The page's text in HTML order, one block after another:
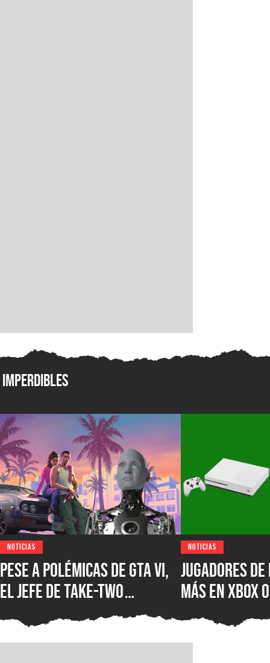
Imperdibles
NOTICIAS
Pese a polémicas de GTA VI,
el jefe de Take-Two
asegura que no creen en la
IA como sustituto de la
NOTICIAS
Jugadores de
más en XBOX
XBOX
muestra el